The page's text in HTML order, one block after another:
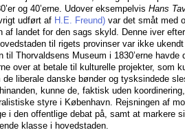
og 40’erne. Udover eksempelvis Hans
udført af H.E. Freund) var det småt med
af landet for den sags skyld. Denne iver
til rigets provinser var ikke
til Thorvaldsens Museum i 1830’erne
over at betale til kulturelle projekter, som
de liberale danske bønder og tysksindede
kunne de, faktisk uden
styre i København. Rejsningen af
i den offentlige debat på, samt at markere
klasse i hovedstaden.